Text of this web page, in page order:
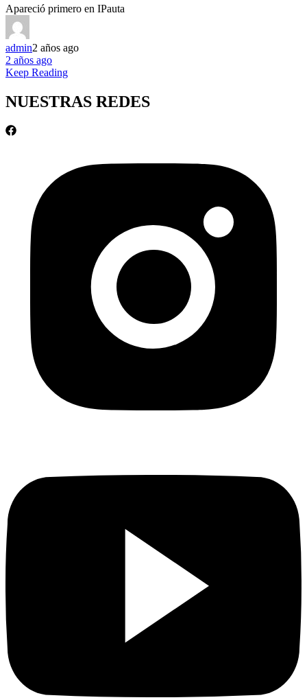
Apareció primero en IPauta
admin2 años ago
2 años ago
Keep Reading
NUESTRAS REDES